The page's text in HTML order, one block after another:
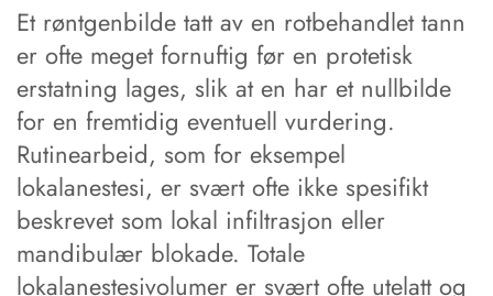
Et røntgenbilde tatt av en rotbehandlet tann
er ofte meget fornuftig før en protetisk
erstatning lages, slik at en har et nullbilde
for en fremtidig eventuell vurdering.
Rutinearbeid, som for eksempel
lokalanestesi, er svært ofte ikke spesifikt
beskrevet som lokal infiltrasjon eller
mandibulær blokade. Totale
lokalanestesivolumer er svært ofte utelatt og